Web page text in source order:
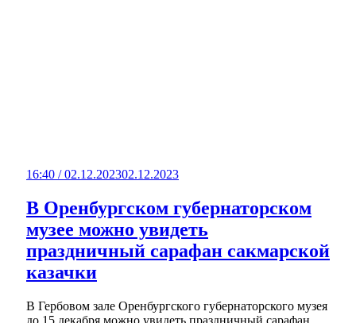
16:40 / 02.12.202302.12.2023
В Оренбургском губернаторском
музее можно увидеть
праздничный сарафан сакмарской
казачки
В Гербовом зале Оренбургского губернаторского музея
до 15 декабря можно увидеть праздничный сарафан